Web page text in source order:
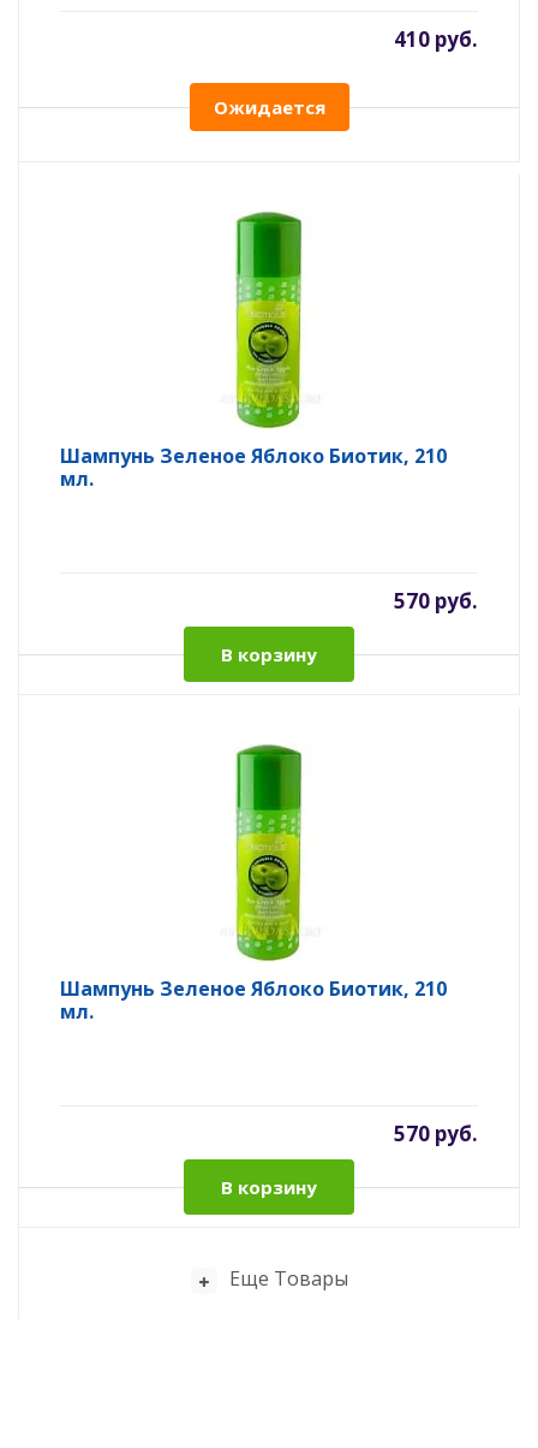
410 руб.
Ожидается
Шампунь Зеленое Яблоко Биотик, 210
мл.
570 руб.
В корзину
Шампунь Зеленое Яблоко Биотик, 210
мл.
570 руб.
В корзину
Еще Товары